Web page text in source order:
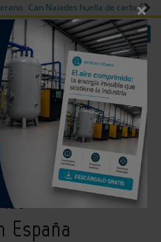
Can Naiades huella de carbono
noticia Login empresas Registro
climatización
el
España
×